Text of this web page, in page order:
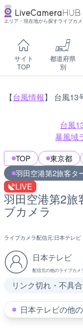
エリア・現在地から探すライブカメ
サイト
TOP
都道府県
別
【台風情報】 台風13
台風
暴風域
TOP 東京都
羽田空港第2旅客タ
LIVE
羽田空港第2
ブカメラ
ライブカメラ配信元:日本テレビ
日本テレビ
配信元の他のライブカメ
リンク切れ・不具
日本テレビの他